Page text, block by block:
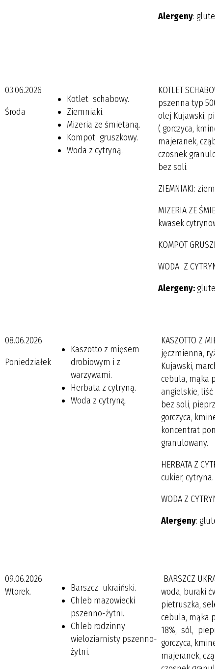
Alergeny:
03.06.2026
Środa
Kotlet schabowy.
Ziemniaki.
Mizeria ze śmietaną.
Kompot gruszkowy.
Woda z cytryną.
KOTLET
pszenna typ
olej Kujawski,
( gorczyca,
majeranek,
czosnek
bez soli.
ZIEMNIAKI:
MIZERIA ZE
kwasek
KOMPOT
WODA Z
Alergeny:
08.06.2026
Poniedziałek
Kaszotto z mięsem
drobiowym i z
warzywami.
Herbata z cytryną.
Woda z cytryną.
KASZOTTO Z
jęczmienna,
Kujawski,
cebula, mąka
angielskie, liść
bez soli, pieprz
gorczyca,
koncentrat
granulowany.
HERBATA Z
cukier, cytryna.
WODA Z
Alergeny:
09.06.2026
Wtorek.
Barszcz ukraiński.
Chleb mazowiecki
pszenno-żytni.
Chleb rodzinny
wieloziarnisty pszenno-
żytni.
BARSZCZ
woda, buraki
pietruszka,
cebula, mąka
18%, sól,
gorczyca,
majeranek,